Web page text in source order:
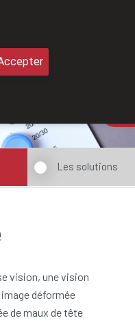
Les solutions
vision, une vision
déformée
de maux de tête